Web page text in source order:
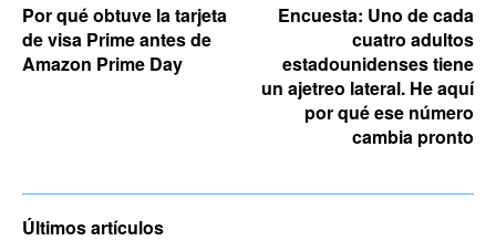
Por qué obtuve la tarjeta
de visa Prime antes de
Amazon Prime Day
Encuesta: Uno de cada
cuatro adultos
estadounidenses tiene
un ajetreo lateral. He aquí
por qué ese número
cambia pronto
Últimos artículos